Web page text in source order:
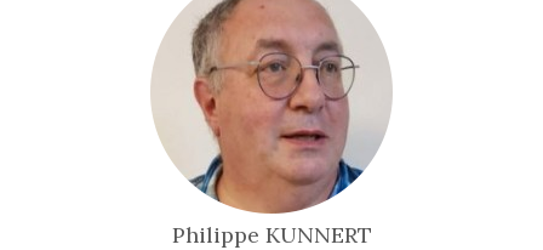
Philippe KUNNERT